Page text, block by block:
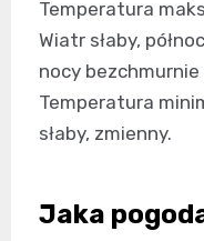
Temperatura
Wiatr słaby,
nocy bezchmurnie
Temperatura
słaby, zmienny.
Jaka